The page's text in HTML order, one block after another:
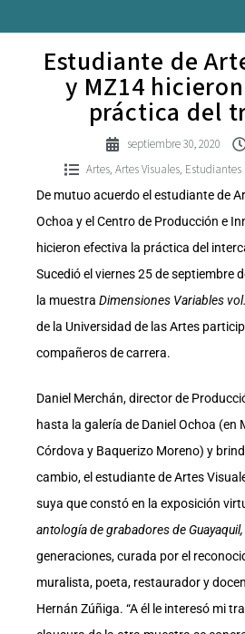
Estudiante de
y MZ14
práctica del
septiembre 30, 2020
Artes Artes Visuales Estudiantes
De mutuo acuerdo el estudiante de
Ochoa y el Centro de Producción e
hicieron efectiva la práctica del
Sucedió el viernes 25 de septiembre
la muestra Dimensiones Variables
de la Universidad de las Artes
compañeros de carrera.
Daniel Merchán, director de
hasta la galería de Daniel Ochoa (en
Córdova y Baquerizo Moreno) y
cambio, el estudiante de Artes
suya que constó en la exposición
antología de grabadores de
generaciones, curada por el
muralista, poeta, restaurador y
Hernán Zúñiga. “A él le interesó mi